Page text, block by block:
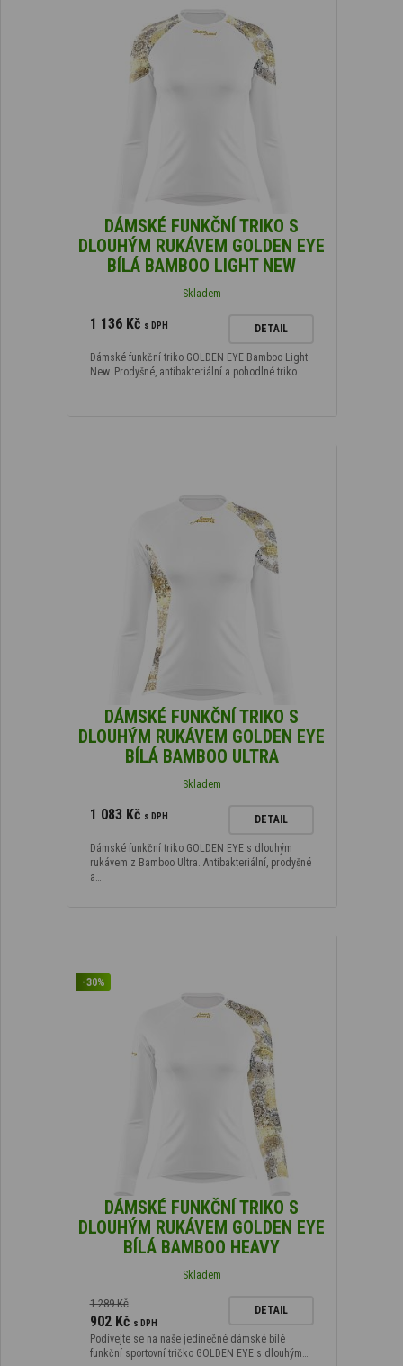
DÁMSKÉ FUNKČNÍ TRIKO S
DLOUHÝM RUKÁVEM GOLDEN EYE
BÍLÁ BAMBOO LIGHT NEW
Skladem
1 136 Kč s DPH DETAIL
Dámské funkční triko GOLDEN EYE Bamboo Light
New. Prodyšné, antibakteriální a pohodlné triko…
DÁMSKÉ FUNKČNÍ TRIKO S
DLOUHÝM RUKÁVEM GOLDEN EYE
BÍLÁ BAMBOO ULTRA
Skladem
1 083 Kč s DPH DETAIL
Dámské funkční triko GOLDEN EYE s dlouhým
rukávem z Bamboo Ultra. Antibakteriální, prodyšné
a…
-30%
DÁMSKÉ FUNKČNÍ TRIKO S
DLOUHÝM RUKÁVEM GOLDEN EYE
BÍLÁ BAMBOO HEAVY
Skladem
1 289 Kč
902 Kč s DPH
DETAIL
Podívejte se na naše jedinečné dámské bílé
funkční sportovní tričko GOLDEN EYE s dlouhým…